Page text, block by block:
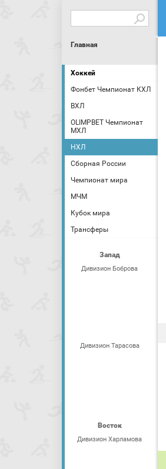
Главная
Хоккей
Фонбет Чемпионат КХЛ
ВХЛ
OLIMPBET Чемпионат
МХЛ
НХЛ
Сборная России
Чемпионат мира
МЧМ
Кубок мира
Трансферы
Запад
Дивизион Боброва
Дивизион Тарасова
Восток
Дивизион Харламова